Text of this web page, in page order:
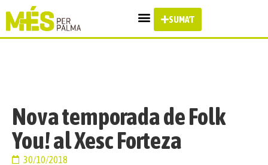
SUMA'T
Nova temporada de Folk
You! al Xesc Forteza
30/10/2018